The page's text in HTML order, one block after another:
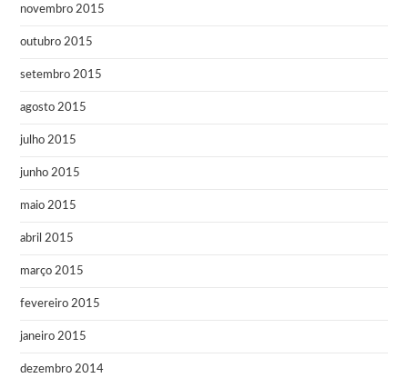
novembro 2015
outubro 2015
setembro 2015
agosto 2015
julho 2015
junho 2015
maio 2015
abril 2015
março 2015
fevereiro 2015
janeiro 2015
dezembro 2014